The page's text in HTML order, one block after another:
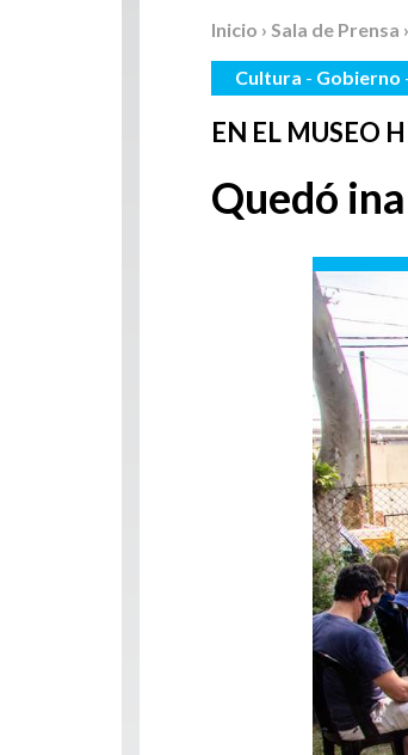
Inicio › Sala de Prensa
Cultura - Gobierno
EN EL MUSEO
Quedó